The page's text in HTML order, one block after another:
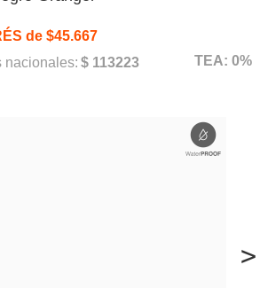
>
de $45.667
nacionales: $ 113223 TEA: 0%